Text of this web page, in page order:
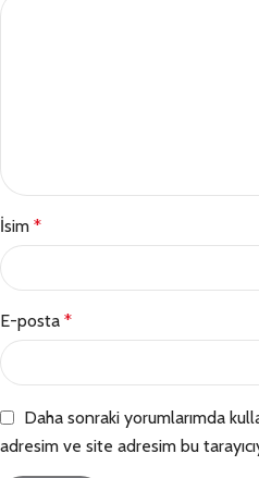
İsim *
E-posta *
Daha sonraki yorumlarımda
adresim ve site adresim bu